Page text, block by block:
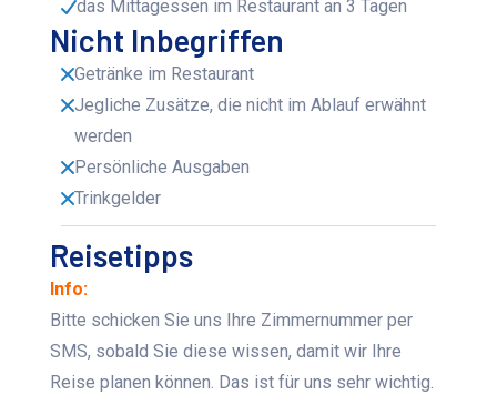
das Mittagessen im Restaurant an 3 Tagen
Nicht Inbegriffen
Getränke im Restaurant
Jegliche Zusätze, die nicht im Ablauf erwähnt
werden
Persönliche Ausgaben
Trinkgelder
Reisetipps
Info:
Bitte schicken Sie uns Ihre Zimmernummer per
SMS, sobald Sie diese wissen, damit wir Ihre
Reise planen können. Das ist für uns sehr wichtig.